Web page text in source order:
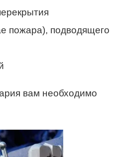
пожара), подводящего
вам необходимо